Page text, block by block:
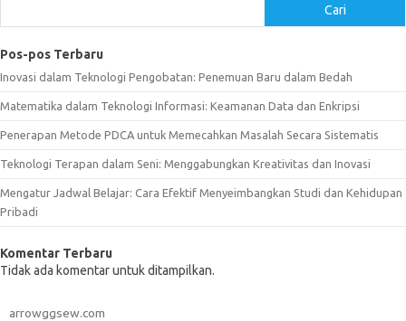
Cari
Pos-pos Terbaru
Inovasi dalam Teknologi Pengobatan: Penemuan Baru dalam Bedah
Matematika dalam Teknologi Informasi: Keamanan Data dan Enkripsi
Penerapan Metode PDCA untuk Memecahkan Masalah Secara Sistematis
Teknologi Terapan dalam Seni: Menggabungkan Kreativitas dan Inovasi
Mengatur Jadwal Belajar: Cara Efektif Menyeimbangkan Studi dan Kehidupan
Pribadi
Komentar Terbaru
Tidak ada komentar untuk ditampilkan.
arrowggsew.com